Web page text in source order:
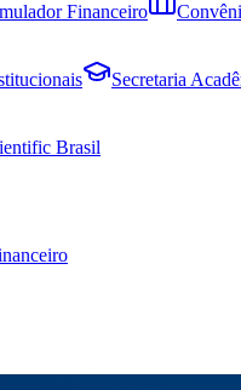
Financeiro
Secretaria
Brasil